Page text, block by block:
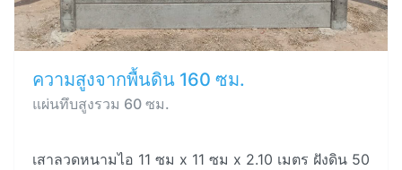
ความสูงจากพื้นดิน 160 ซม.
แผ่นทึบสูงรวม 60 ซม.
เสาลวดหนามไอ 11 ซม x 11 ซม x 2.10 เมตร ฝังดิน 50